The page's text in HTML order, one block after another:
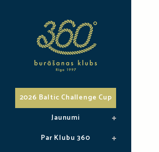
2026 Baltic Challenge Cup
Jaunumi
Par Klubu 360